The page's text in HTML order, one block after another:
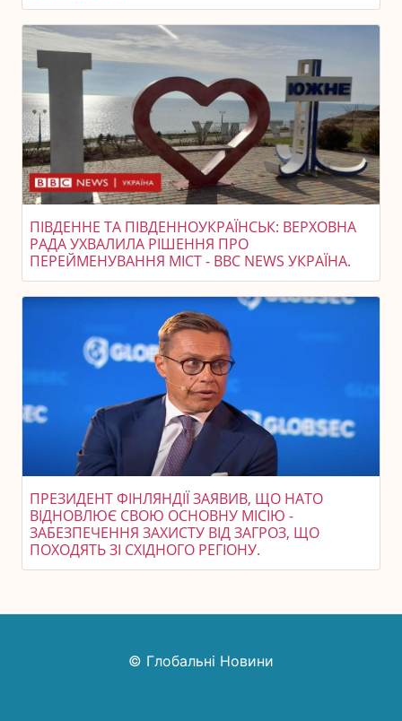
ПІВДЕННЕ ТА ПІВДЕННОУКРАЇНСЬК: ВЕРХОВНА
РАДА УХВАЛИЛА РІШЕННЯ ПРО
ПЕРЕЙМЕНУВАННЯ МІСТ - BBC NEWS УКРАЇНА.
ПРЕЗИДЕНТ ФІНЛЯНДІЇ ЗАЯВИВ, ЩО НАТО
ВІДНОВЛЮЄ СВОЮ ОСНОВНУ МІСІЮ -
ЗАБЕЗПЕЧЕННЯ ЗАХИСТУ ВІД ЗАГРОЗ, ЩО
ПОХОДЯТЬ ЗІ СХІДНОГО РЕГІОНУ.
© Глобальні Новини